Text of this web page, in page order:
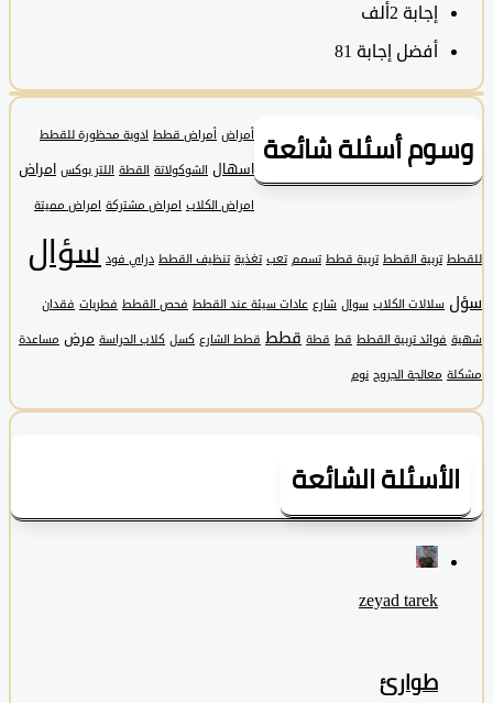
‫إجابة 2ألف
أفضل إجابة 81
أسئلة شائعة أمراض قطط ادوية محظورة للقطط
اسهال الشوكولاتة القطة اللتر بوكس امراض
امراض الكلاب امراض مشتركة امراض مميتة
تربية القطط تربية قطط تسمم تعب تغذية تنظيف القطط دراي فود سؤال
سلالات الكلاب سوال شارع عادات سيئة عند القطط فحص القطط فطريات فقدان
فوائد تربية القطط قط قطة قطط قطط الشارع كسل كلاب الحراسة مرض مساعدة
معالجة الجروح نوم
الشائعة
zeyad ‎tarek
طوارئ